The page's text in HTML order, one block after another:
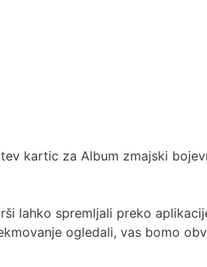
za Album zmajski
lahko spremljali preko
ogledali, vas bomo